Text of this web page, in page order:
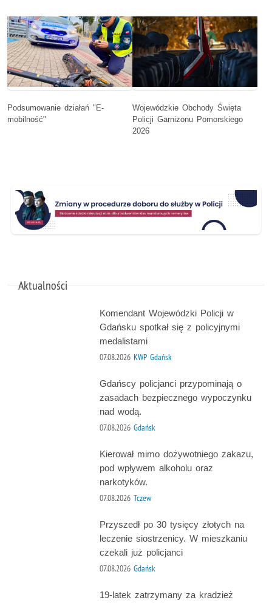
Podsumowanie działań "E-
mobilność"
Wojewódzkie Obchody Święta
Policji Garnizonu Pomorskiego
2026
Aktualności
Komendant Wojewódzki Policji w
Gdańsku spotkał się z policyjnymi
medalistami
07.08.2026 KWP Gdańsk
Gdańscy policjanci przypominają o
zasadach bezpiecznego wypoczynku
nad wodą.
07.08.2026 Gdańsk
Kierował mimo dożywotniego zakazu,
pod wpływem alkoholu oraz
narkotyków.
07.08.2026 Tczew
Przyszedł po 30 tysięcy złotych na
leczenie siostrzenicy. W mieszkaniu
czekali już policjanci
07.08.2026 Gdańsk
19-latek zatrzymany za kradzież